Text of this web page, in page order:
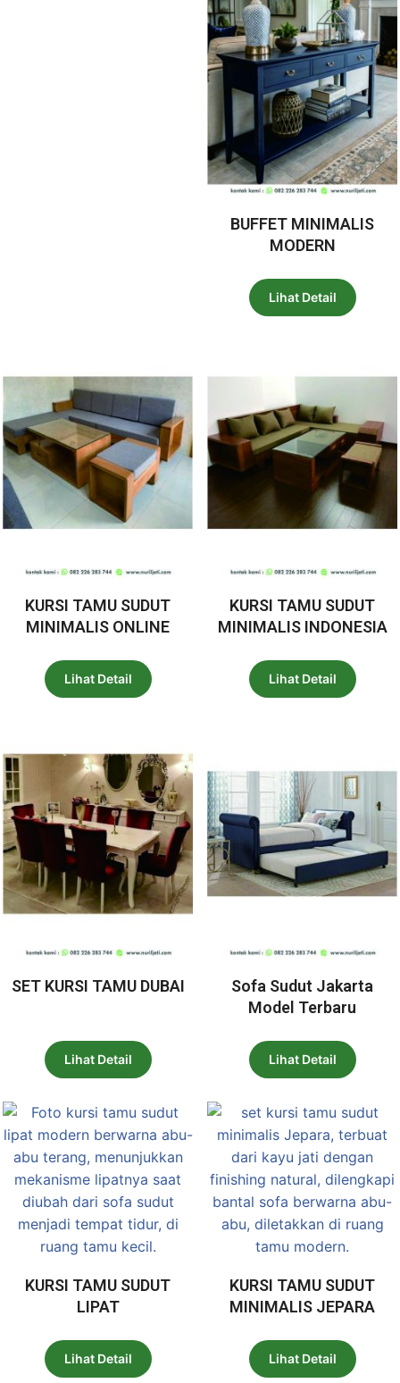
BUFFET MINIMALIS
MODERN
Lihat Detail
KURSI TAMU SUDUT
MINIMALIS ONLINE
Lihat Detail
KURSI TAMU SUDUT
MINIMALIS INDONESIA
Lihat Detail
SET KURSI TAMU DUBAI
Lihat Detail
Sofa Sudut Jakarta
Model Terbaru
Lihat Detail
KURSI TAMU SUDUT
LIPAT
Lihat Detail
KURSI TAMU SUDUT
MINIMALIS JEPARA
Lihat Detail